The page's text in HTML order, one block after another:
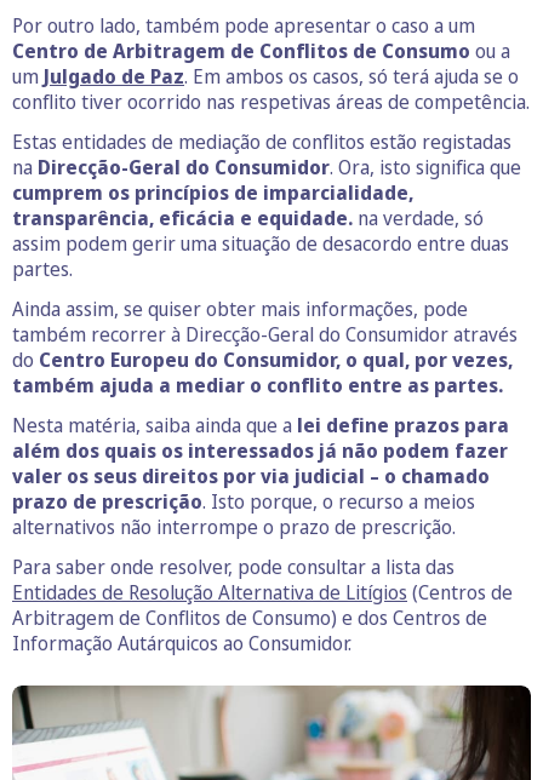
Por outro lado, também pode apresentar o caso a um
Centro de Arbitragem de Conflitos de Consumo ou a
um Julgado de Paz. Em ambos os casos, só terá ajuda se o
conflito tiver ocorrido nas respetivas áreas de competência.
Estas entidades de mediação de conflitos estão registadas
na Direcção-Geral do Consumidor. Ora, isto significa que
cumprem os princípios de imparcialidade,
transparência, eficácia e equidade. na verdade, só
assim podem gerir uma situação de desacordo entre duas
partes.
Ainda assim, se quiser obter mais informações, pode
também recorrer à Direcção-Geral do Consumidor através
do Centro Europeu do Consumidor, o qual, por vezes,
também ajuda a mediar o conflito entre as partes.
Nesta matéria, saiba ainda que a lei define prazos para
além dos quais os interessados já não podem fazer
valer os seus direitos por via judicial – o chamado
prazo de prescrição. Isto porque, o recurso a meios
alternativos não interrompe o prazo de prescrição.
Para saber onde resolver, pode consultar a lista das
Entidades de Resolução Alternativa de Litígios (Centros de
Arbitragem de Conflitos de Consumo) e dos Centros de
Informação Autárquicos ao Consumidor.